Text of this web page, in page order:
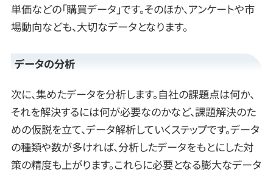
単価などの「購買データ」です。そのほか、アンケートや市
場動向なども、大切なデータとなります。
データの分析
次に、集めたデータを分析します。自社の課題点は何か、
それを解決するには何が必要なのかなど、課題解決のた
めの仮説を立て、データ解析していくステップです。データ
の種類や数が多ければ、分析したデータをもとにした対
策の精度も上がります。これらに必要となる膨大なデータ